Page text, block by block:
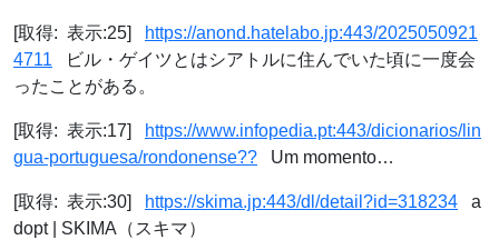
[取得: 表示:25]
https://anond.hatelabo.jp:443/2025050921
4711 ビル・ゲイツとはシアトルに住んでいた頃に一度会
ったことがある。
[取得: 表示:17]
https://www.infopedia.pt:443/dicionarios/lin
gua-portuguesa/rondonense?? Um momento…
[取得: 表示:30] https://skima.jp:443/dl/detail?id=318234 a
dopt | SKIMA（スキマ）